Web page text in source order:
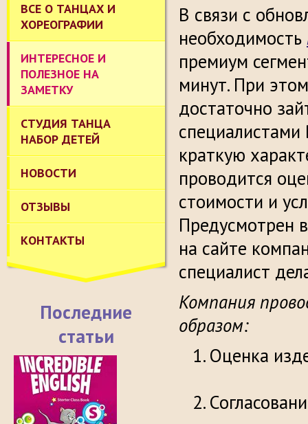
ВСЕ О ТАНЦАХ И
ХОРЕОГРАФИИ
ИНТЕРЕСНОЕ И
ПОЛЕЗНОЕ НА
ЗАМЕТКУ
СТУДИЯ ТАНЦА
НАБОР ДЕТЕЙ
НОВОСТИ
ОТЗЫВЫ
КОНТАКТЫ
Последние
статьи
В связи с
необходимость
премиум
минут. При
достаточно
краткую
проводится
стоимости и
Предусмотрен
на сайте
специалист
Компания
образом: